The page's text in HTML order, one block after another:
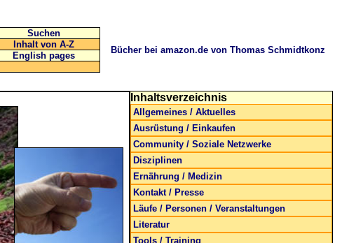
Suchen
Inhalt von A-Z
English pages
Bücher bei amazon.de von Thomas Schmidtkonz
Inhaltsverzeichnis
Allgemeines / Aktuelles
Ausrüstung / Einkaufen
Community / Soziale Netzwerke
Disziplinen
Ernährung / Medizin
Kontakt / Presse
Läufe / Personen / Veranstaltungen
Literatur
Tools / Training